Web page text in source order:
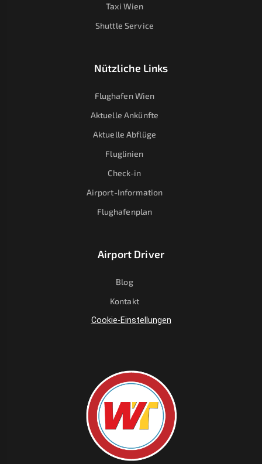
Taxi Wien
Shuttle Service
Nützliche Links
Flughafen Wien
Aktuelle Ankünfte
Aktuelle Abflüge
Fluglinien
Check-in
Airport-Information
Flughafenplan
Airport Driver
Blog
Kontakt
Cookie-Einstellungen